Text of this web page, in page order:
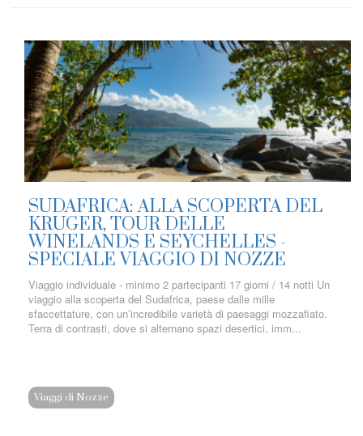
SUDAFRICA: ALLA SCOPERTA DEL
KRUGER, TOUR DELLE
WINELANDS E SEYCHELLES -
SPECIALE VIAGGIO DI NOZZE
Viaggio individuale - minimo 2 partecipanti 17 giorni / 14 notti Un
viaggio alla scoperta del Sudafrica, paese dalle mille
sfaccettature, con un’incredibile varietà di paesaggi mozzafiato.
Terra di contrasti, dove si alternano spazi desertici, imm...
Viaggi di Nozze